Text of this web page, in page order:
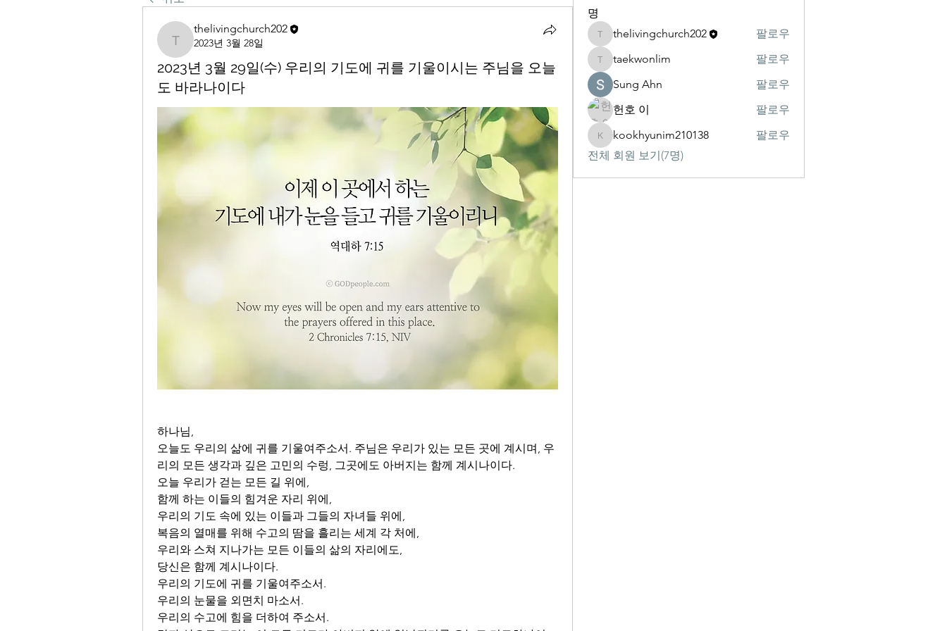
thelivingchurch202
thelivingchurch202
2023년 3월 28일
2023년 3월 29일(수) 우리의 기도에 귀를 기울이시는 주님을 오늘
도 바라나이다
하나님,
오늘도 우리의 삶에 귀를 기울여주소서. 주님은 우리가 있는 모든 곳에 계시며, 우
리의 모든 생각과 깊은 고민의 수렁, 그곳에도 아버지는 함께 계시나이다.
오늘 우리가 걷는 모든 길 위에,
함께 하는 이들의 힘겨운 자리 위에,
우리의 기도 속에 있는 이들과 그들의 자녀들 위에,
복음의 열매를 위해 수고의 땀을 흘리는 세계 각 처에,
우리와 스쳐 지나가는 모든 이들의 삶의 자리에도,
당신은 함께 계시나이다.
우리의 기도에 귀를 기울여주소서.
우리의 눈물을 외면치 마소서.
우리의 수고에 힘을 더하여 주소서.
명
thelivingchurch202
thelivingchurch202 팔로우
taekwonlim
taekwonlim
팔로우
Sung Ahn
팔로우
헌호 이
팔로우
kookhyunim210138
kookhyunim210138
팔로우
전체 회원 보기(7명)